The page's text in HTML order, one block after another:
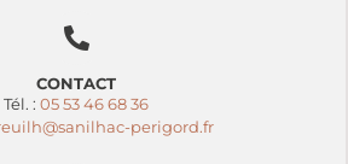
CONTACT
Tél. : 05 53 46 68 36
perigord.fr